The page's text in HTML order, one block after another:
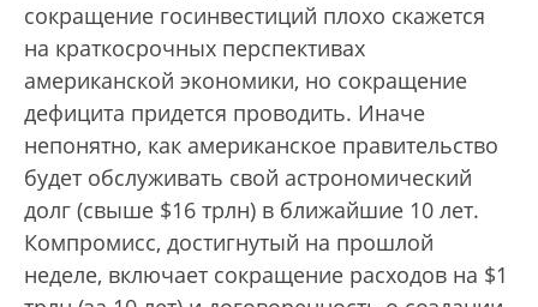
сокращение госинвестиций плохо скажется
на краткосрочных перспективах
американской экономики, но сокращение
дефицита придется проводить. Иначе
непонятно, как американское правительство
будет обслуживать свой астрономический
долг (свыше $16 трлн) в ближайшие 10 лет.
Компромисс, достигнутый на прошлой
неделе, включает сокращение расходов на $1